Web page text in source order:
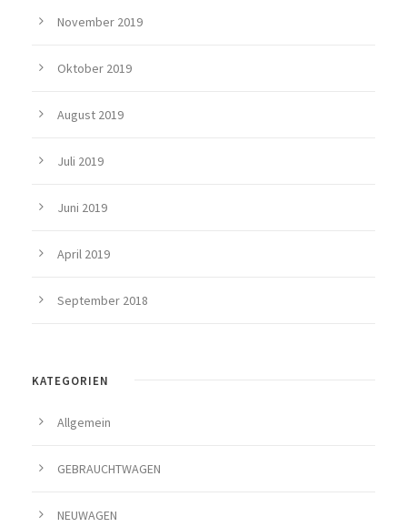
November 2019
Oktober 2019
August 2019
Juli 2019
Juni 2019
April 2019
September 2018
KATEGORIEN
Allgemein
GEBRAUCHTWAGEN
NEUWAGEN